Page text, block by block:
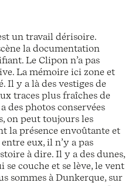
un travail dérisoire.
la documentation
Le Clipon n’a pas
La mémoire ici zone et
Il y a là des vestiges de
traces plus fraîches de
des photos conservées
on peut toujours les
la présence envoûtante et
eux, il n’y a pas
à dire. Il y a des dunes,
se couche et se lève, le vent
sommes à Dunkerque, sur